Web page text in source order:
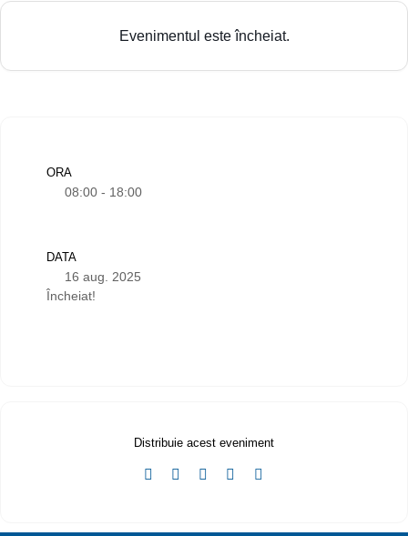
Evenimentul este încheiat.
ORA
08:00 - 18:00
DATA
16 aug. 2025
Încheiat!
Distribuie acest eveniment